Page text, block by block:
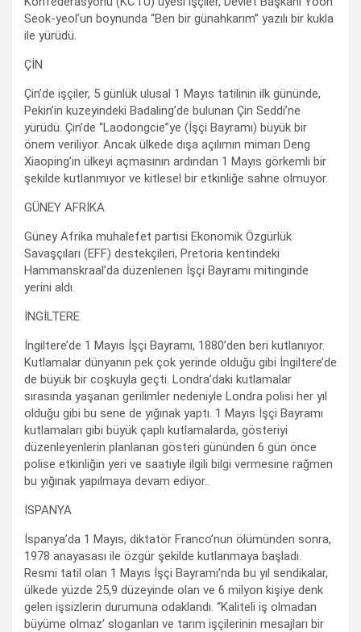
Seok-yeol’un boynunda “Ben bir günahkarım” yazılı bir kukla
ile yürüdü.
ÇİN
Çin’de işçiler, 5 günlük ulusal 1 Mayıs tatilinin ilk gününde,
Pekin’in kuzeyindeki Badaling’de bulunan Çin Seddi’ne
yürüdü. Çin’de “Laodongcie”ye (İşçi Bayramı) büyük bir
önem veriliyor. Ancak ülkede dışa açılımın mimarı Deng
Xiaoping’in ülkeyi açmasının ardından 1 Mayıs görkemli bir
şekilde kutlanmıyor ve kitlesel bir etkinliğe sahne olmuyor.
GÜNEY AFRİKA
Güney Afrika muhalefet partisi Ekonomik Özgürlük
Savaşçıları (EFF) destekçileri, Pretoria kentindeki
Hammanskraal’da düzenlenen İşçi Bayramı mitinginde
yerini aldı.
İNGİLTERE
İngiltere’de 1 Mayıs İşçi Bayramı, 1880’den beri kutlanıyor.
Kutlamalar dünyanın pek çok yerinde olduğu gibi İngiltere’de
de büyük bir coşkuyla geçti. Londra’daki kutlamalar
sırasında yaşanan gerilimler nedeniyle Londra polisi her yıl
olduğu gibi bu sene de yığınak yaptı. 1 Mayıs İşçi Bayramı
kutlamaları gibi büyük çaplı kutlamalarda, gösteriyi
düzenleyenlerin planlanan gösteri gününden 6 gün önce
polise etkinliğin yeri ve saatiyle ilgili bilgi vermesine rağmen
bu yığınak yapılmaya devam ediyor..
İSPANYA
İspanya’da 1 Mayıs, diktatör Franco’nun ölümünden sonra,
1978 anayasası ile özgür şekilde kutlanmaya başladı.
Resmi tatil olan 1 Mayıs İşçi Bayramı’nda bu yıl sendikalar,
ülkede yüzde 25,9 düzeyinde olan ve 6 milyon kişiye denk
gelen işsizlerin durumuna odaklandı. “Kaliteli iş olmadan
büyüme olmaz’ sloganları ve tarım işçilerinin mesajları bir